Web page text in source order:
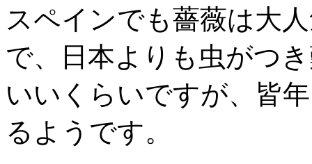
スペインでも薔薇は大
で、日本よりも虫がつ
いいくらいですが、皆
るようです。